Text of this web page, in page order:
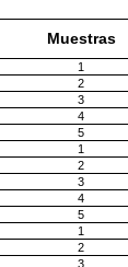
Muestras
1
2
3
4
5
1
2
3
4
5
1
2
3